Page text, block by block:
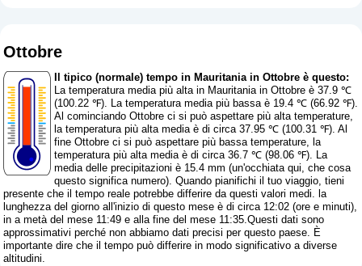
Ottobre
Il tipico (normale) tempo in Mauritania in Ottobre è questo:
La temperatura media più alta in Mauritania in Ottobre è 37.9 ℃
(100.22 ℉). La temperatura media più bassa è 19.4 ℃ (66.92 ℉).
Al cominciando Ottobre ci si può aspettare più alta temperature,
la temperatura più alta media è di circa 37.95 ℃ (100.31 ℉). Al
fine Ottobre ci si può aspettare più bassa temperature, la
temperatura più alta media è di circa 36.7 ℃ (98.06 ℉). La
media delle precipitazioni è 15.4 mm (un'occhiata qui, che cosa
questo significa numero). Quando pianifichi il tuo viaggio, tieni
presente che il tempo reale potrebbe differire da questi valori medi. la
lunghezza del giorno all'inizio di questo mese è di circa 12:02 (ore e minuti),
in a metà del mese 11:49 e alla fine del mese 11:35.Questi dati sono
approssimativi perché non abbiamo dati precisi per questo paese. È
importante dire che il tempo può differire in modo significativo a diverse
altitudini.